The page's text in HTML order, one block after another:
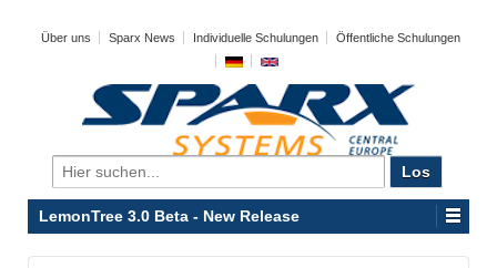
Über uns Sparx News Individuelle Schulungen Öffentliche Schulungen
Search
for:
LemonTree 3.0 Beta - New Release